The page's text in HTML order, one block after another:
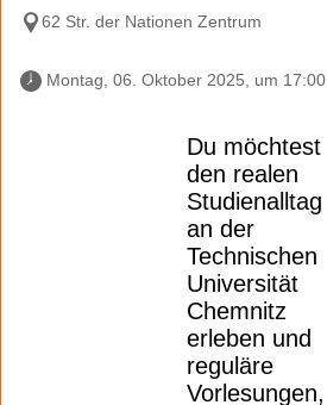
62 Str. der Nationen Zentrum
Montag, 06. Oktober 2025, um 17:00
Du möchtest
den realen
Studienalltag
an der
Technischen
Universität
Chemnitz
erleben und
reguläre
Vorlesungen,